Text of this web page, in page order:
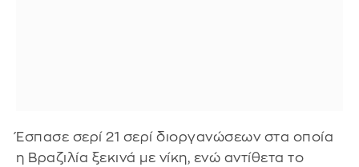
Έσπασε σερί 21 σερί διοργανώσεων στα οποία
η Βραζιλία ξεκινά με νίκη, ενώ αντίθετα το